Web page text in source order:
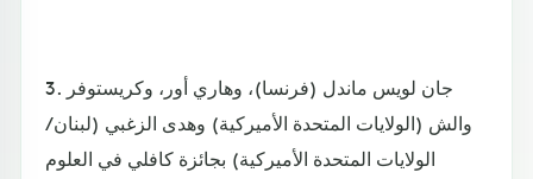
3. جان لويس ماندل (فرنسا)، وهاري أور، وكريستوفر
والش (الولايات المتحدة الأميركية) وهدى الزغبي (لبنان /
الولايات المتحدة الأميركية) بجائزة كافلي في العلوم